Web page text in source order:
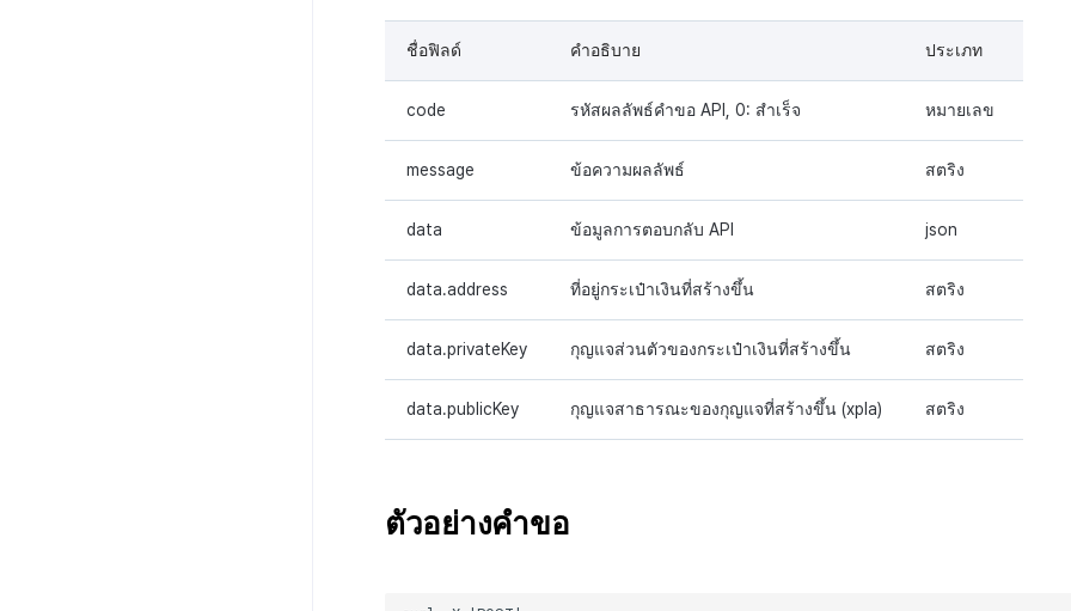
ชื่อฟิลด์ คำอธิบาย ประเภท
code รหัสผลลัพธ์คำขอ API, 0: สำเร็จ หมายเลข
message ข้อความผลลัพธ์ สตริง
data ข้อมูลการตอบกลับ API json
data.address ที่อยู่กระเป๋าเงินที่สร้างขึ้น สตริง
data.privateKey กุญแจส่วนตัวของกระเป๋าเงินที่สร้างขึ้น สตริง
data.publicKey กุญแจสาธารณะของกุญแจที่สร้างขึ้น (xpla) สตริง
ตัวอย่างคำขอ